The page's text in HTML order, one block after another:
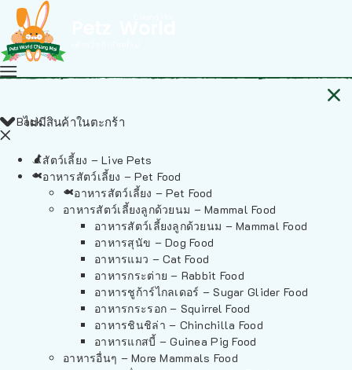
ไม่มีสินค้าในตะกร้า
Back
สัตว์เลี้ยง – Live Pets
อาหารสัตว์เลี้ยง – Pet Food
อาหารสัตว์เลี้ยง – Pet Food
อาหารสัตว์เลี้ยงลูกด้วยนม – Mammal Food
อาหารสัตว์เลี้ยงลูกด้วยนม – Mammal Food
อาหารสุนัข – Dog Food
อาหารแมว – Cat Food
อาหารกระต่าย – Rabbit Food
อาหารชูก้าร์ไกลเดอร์ – Sugar Glider Food
อาหารกระรอก – Squirrel Food
อาหารชินชิล่า – Chinchilla Food
อาหารแกสบี้ – Guinea Pig Food
อาหารอื่นๆ – More Mammals Food